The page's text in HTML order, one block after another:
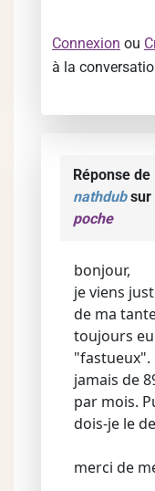
Connexion ou
à la
Réponse de
nathdubsur
poche
bonjour,
je viens
de ma
toujours
"fastueux".
jamais de
par mois.
dois-je le
merci de